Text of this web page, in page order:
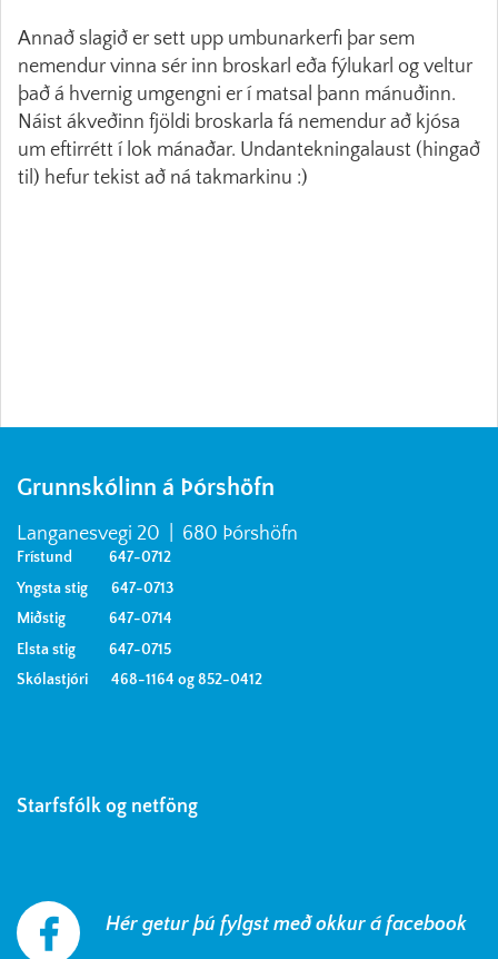
Annað slagið er sett upp umbunarkerfi þar sem
nemendur vinna sér inn broskarl eða fýlukarl og veltur
það á hvernig umgengni er í matsal þann mánuðinn.
Náist ákveðinn fjöldi broskarla fá nemendur að kjósa
um eftirrétt í lok mánaðar. Undantekningalaust (hingað
til) hefur tekist að ná takmarkinu :)
Grunnskólinn á Þórshöfn
Langanesvegi 20 | 680 Þórshöfn
Frístund 647-0712
Yngsta stig 647-0713
Miðstig 647-0714
Elsta stig 647-0715
Skólastjóri 468-1164 og 852-0412
Starfsfólk og netföng
Hér getur þú fylgst með okkur á facebook